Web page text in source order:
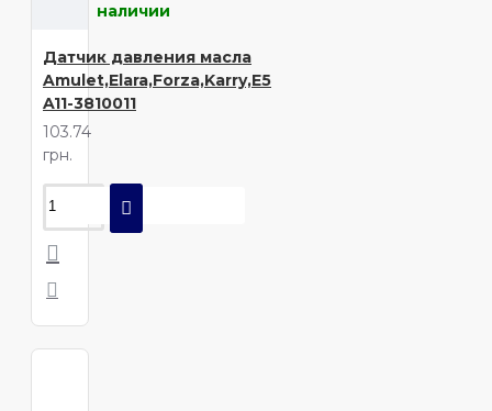
наличии
Датчик давления масла
Amulet,Elara,Forza,Karry,E5
A11-3810011
103.74
грн.